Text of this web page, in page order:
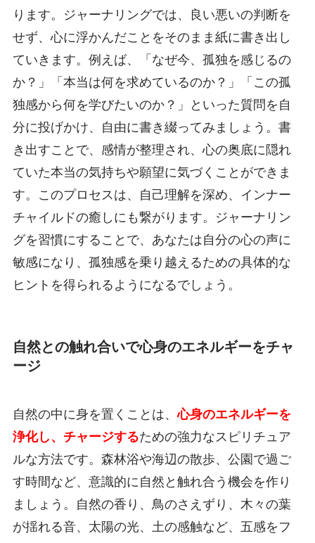
ります。ジャーナリングでは、良い悪いの判断を
せず、心に浮かんだことをそのまま紙に書き出し
ていきます。例えば、「なぜ今、孤独を感じるの
か？」「本当は何を求めているのか？」「この孤
独感から何を学びたいのか？」といった質問を自
分に投げかけ、自由に書き綴ってみましょう。書
き出すことで、感情が整理され、心の奥底に隠れ
ていた本当の気持ちや願望に気づくことができま
す。このプロセスは、自己理解を深め、インナー
チャイルドの癒しにも繋がります。ジャーナリン
グを習慣にすることで、あなたは自分の心の声に
敏感になり、孤独感を乗り越えるための具体的な
ヒントを得られるようになるでしょう。
自然との触れ合いで心身のエネルギーをチャ
ージ
自然の中に身を置くことは、心身のエネルギーを
浄化し、チャージするための強力なスピリチュア
ルな方法です。森林浴や海辺の散歩、公園で過ご
す時間など、意識的に自然と触れ合う機会を作り
ましょう。自然の香り、鳥のさえずり、木々の葉
が揺れる音、太陽の光、土の感触など、五感をフ